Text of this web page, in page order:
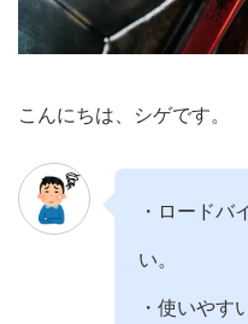
こんにちは、シゲです。
・ロードバ
い。
・使いやす